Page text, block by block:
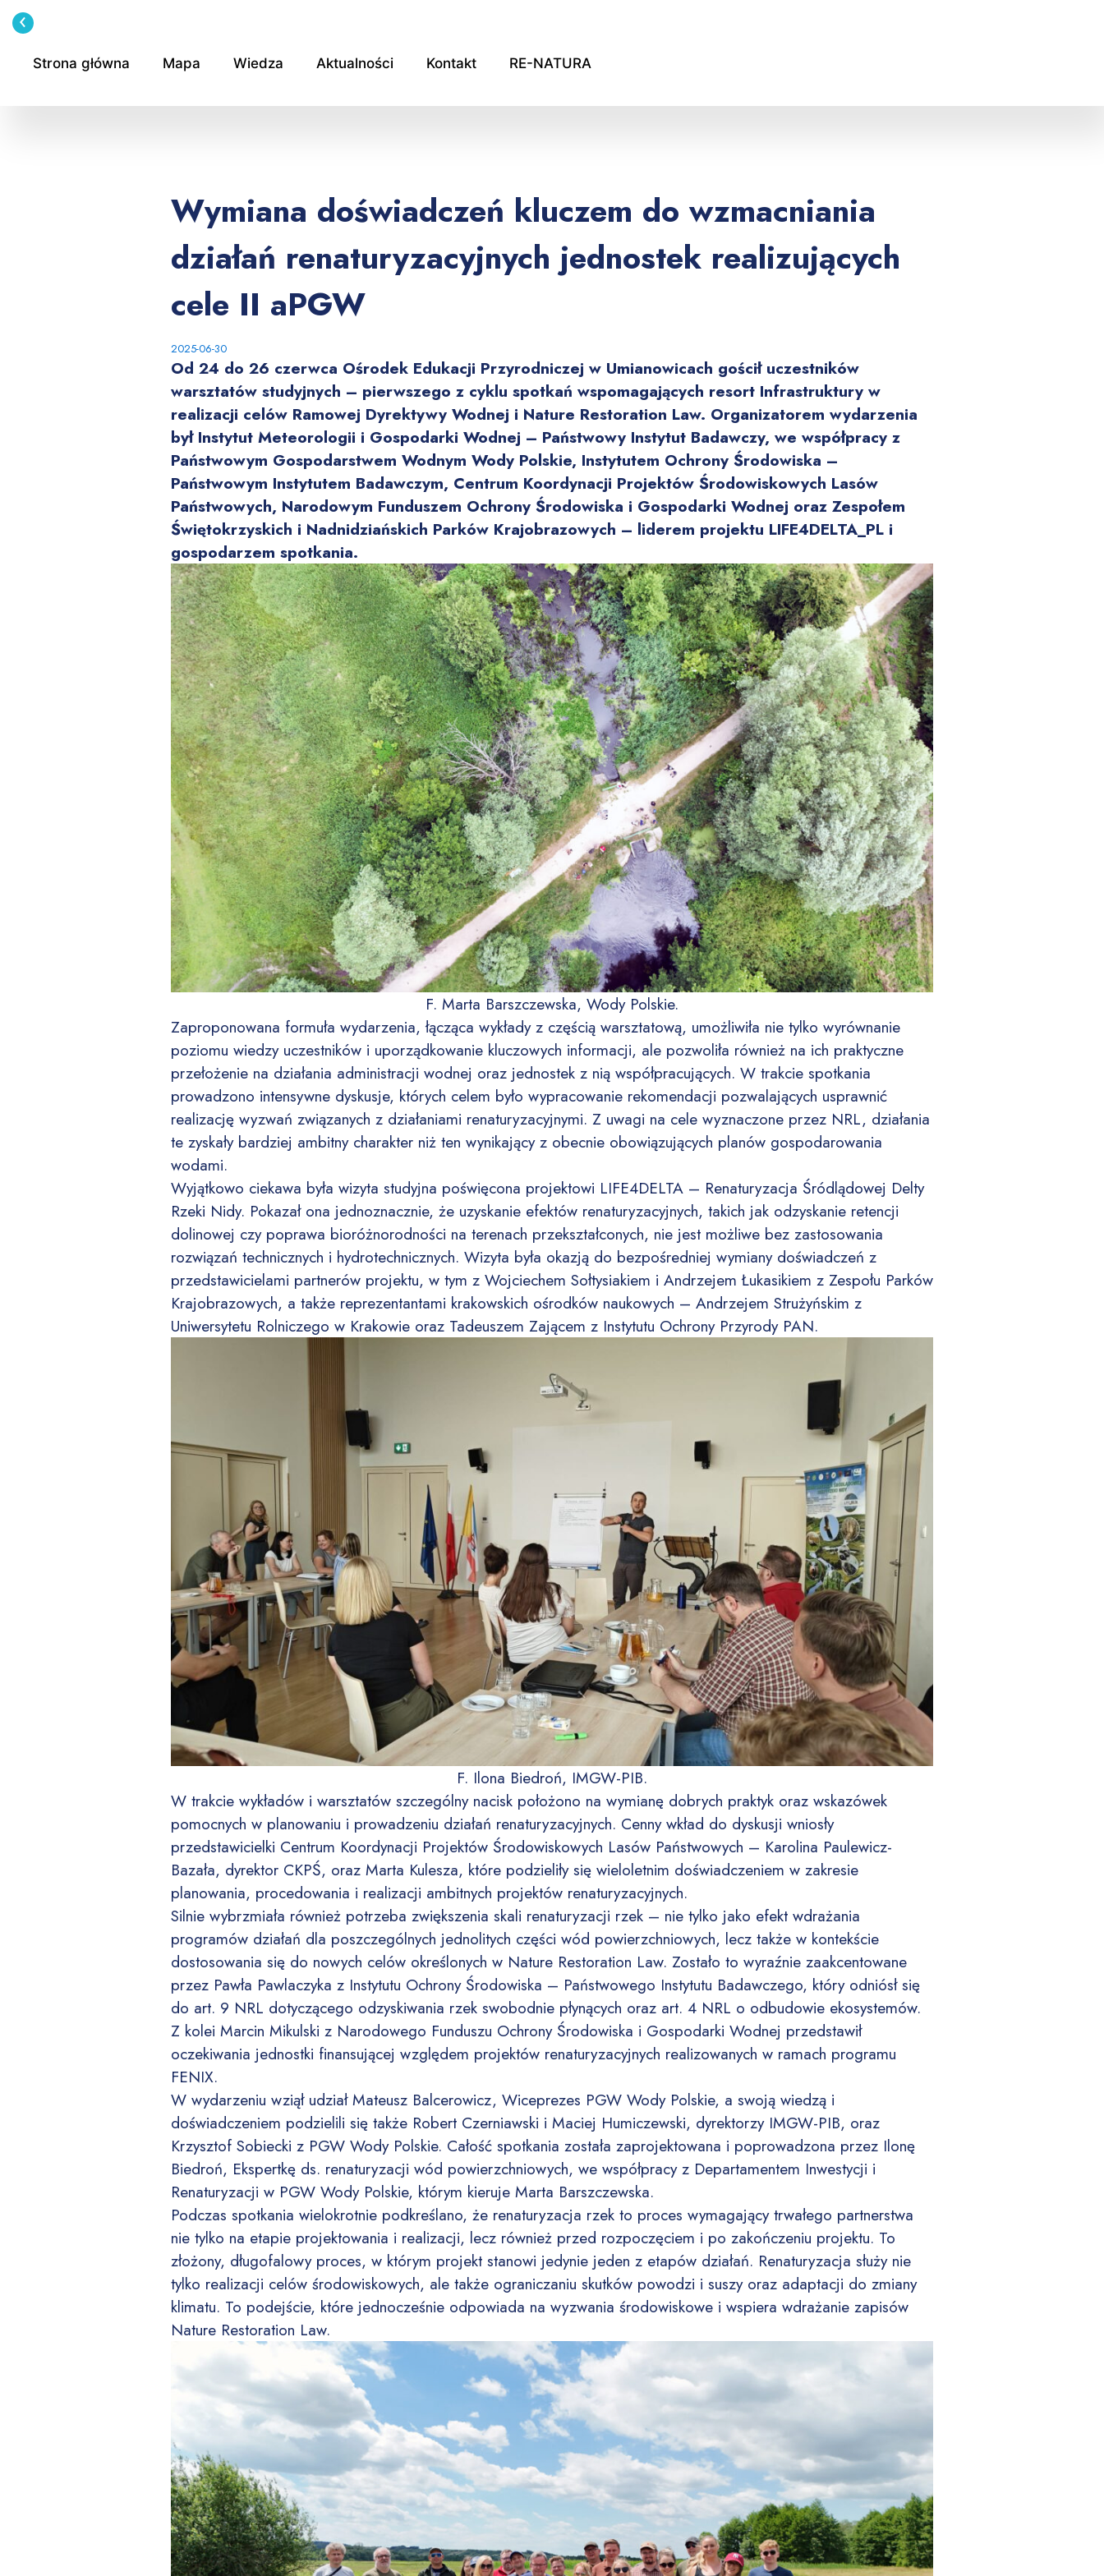
Przejdź
do
Strona główna Mapa Wiedza Aktualności Kontakt RE-NATURA
Wymiana doświadczeń kluczem do wzmacniania
działań renaturyzacyjnych jednostek realizujących
cele II aPGW
2025-06-30
Od 24 do 26 czerwca Ośrodek Edukacji Przyrodniczej w Umianowicach gościł uczestników
warsztatów studyjnych – pierwszego z cyklu spotkań wspomagających resort Infrastruktury w
realizacji celów Ramowej Dyrektywy Wodnej i Nature Restoration Law. Organizatorem wydarzenia
był Instytut Meteorologii i Gospodarki Wodnej – Państwowy Instytut Badawczy, we współpracy z
Państwowym Gospodarstwem Wodnym Wody Polskie, Instytutem Ochrony Środowiska –
Państwowym Instytutem Badawczym, Centrum Koordynacji Projektów Środowiskowych Lasów
Państwowych, Narodowym Funduszem Ochrony Środowiska i Gospodarki Wodnej oraz Zespołem
Świętokrzyskich i Nadnidziańskich Parków Krajobrazowych – liderem projektu LIFE4DELTA_PL i
gospodarzem spotkania.
F. Marta Barszczewska, Wody Polskie.
Zaproponowana formuła wydarzenia, łącząca wykłady z częścią warsztatową, umożliwiła nie tylko wyrównanie
poziomu wiedzy uczestników i uporządkowanie kluczowych informacji, ale pozwoliła również na ich praktyczne
przełożenie na działania administracji wodnej oraz jednostek z nią współpracujących. W trakcie spotkania
prowadzono intensywne dyskusje, których celem było wypracowanie rekomendacji pozwalających usprawnić
realizację wyzwań związanych z działaniami renaturyzacyjnymi. Z uwagi na cele wyznaczone przez NRL, działania
te zyskały bardziej ambitny charakter niż ten wynikający z obecnie obowiązujących planów gospodarowania
wodami.
Wyjątkowo ciekawa była wizyta studyjna poświęcona projektowi LIFE4DELTA – Renaturyzacja Śródlądowej Delty
Rzeki Nidy. Pokazał ona jednoznacznie, że uzyskanie efektów renaturyzacyjnych, takich jak odzyskanie retencji
dolinowej czy poprawa bioróżnorodności na terenach przekształconych, nie jest możliwe bez zastosowania
rozwiązań technicznych i hydrotechnicznych. Wizyta była okazją do bezpośredniej wymiany doświadczeń z
przedstawicielami partnerów projektu, w tym z Wojciechem Sołtysiakiem i Andrzejem Łukasikiem z Zespołu Parków
Krajobrazowych, a także reprezentantami krakowskich ośrodków naukowych – Andrzejem Strużyńskim z
Uniwersytetu Rolniczego w Krakowie oraz Tadeuszem Zającem z Instytutu Ochrony Przyrody PAN.
F. Ilona Biedroń, IMGW-PIB.
W trakcie wykładów i warsztatów szczególny nacisk położono na wymianę dobrych praktyk oraz wskazówek
pomocnych w planowaniu i prowadzeniu działań renaturyzacyjnych. Cenny wkład do dyskusji wniosły
przedstawicielki Centrum Koordynacji Projektów Środowiskowych Lasów Państwowych – Karolina Paulewicz-
Bazała, dyrektor CKPŚ, oraz Marta Kulesza, które podzieliły się wieloletnim doświadczeniem w zakresie
planowania, procedowania i realizacji ambitnych projektów renaturyzacyjnych.
Silnie wybrzmiała również potrzeba zwiększenia skali renaturyzacji rzek – nie tylko jako efekt wdrażania
programów działań dla poszczególnych jednolitych części wód powierzchniowych, lecz także w kontekście
dostosowania się do nowych celów określonych w Nature Restoration Law. Zostało to wyraźnie zaakcentowane
przez Pawła Pawlaczyka z Instytutu Ochrony Środowiska – Państwowego Instytutu Badawczego, który odniósł się
do art. 9 NRL dotyczącego odzyskiwania rzek swobodnie płynących oraz art. 4 NRL o odbudowie ekosystemów.
Z kolei Marcin Mikulski z Narodowego Funduszu Ochrony Środowiska i Gospodarki Wodnej przedstawił
oczekiwania jednostki finansującej względem projektów renaturyzacyjnych realizowanych w ramach programu
FENIX.
W wydarzeniu wziął udział Mateusz Balcerowicz, Wiceprezes PGW Wody Polskie, a swoją wiedzą i
doświadczeniem podzielili się także Robert Czerniawski i Maciej Humiczewski, dyrektorzy IMGW-PIB, oraz
Krzysztof Sobiecki z PGW Wody Polskie. Całość spotkania została zaprojektowana i poprowadzona przez Ilonę
Biedroń, Ekspertkę ds. renaturyzacji wód powierzchniowych, we współpracy z Departamentem Inwestycji i
Renaturyzacji w PGW Wody Polskie, którym kieruje Marta Barszczewska.
Podczas spotkania wielokrotnie podkreślano, że renaturyzacja rzek to proces wymagający trwałego partnerstwa
nie tylko na etapie projektowania i realizacji, lecz również przed rozpoczęciem i po zakończeniu projektu. To
złożony, długofalowy proces, w którym projekt stanowi jedynie jeden z etapów działań. Renaturyzacja służy nie
tylko realizacji celów środowiskowych, ale także ograniczaniu skutków powodzi i suszy oraz adaptacji do zmiany
klimatu. To podejście, które jednocześnie odpowiada na wyzwania środowiskowe i wspiera wdrażanie zapisów
Nature Restoration Law.